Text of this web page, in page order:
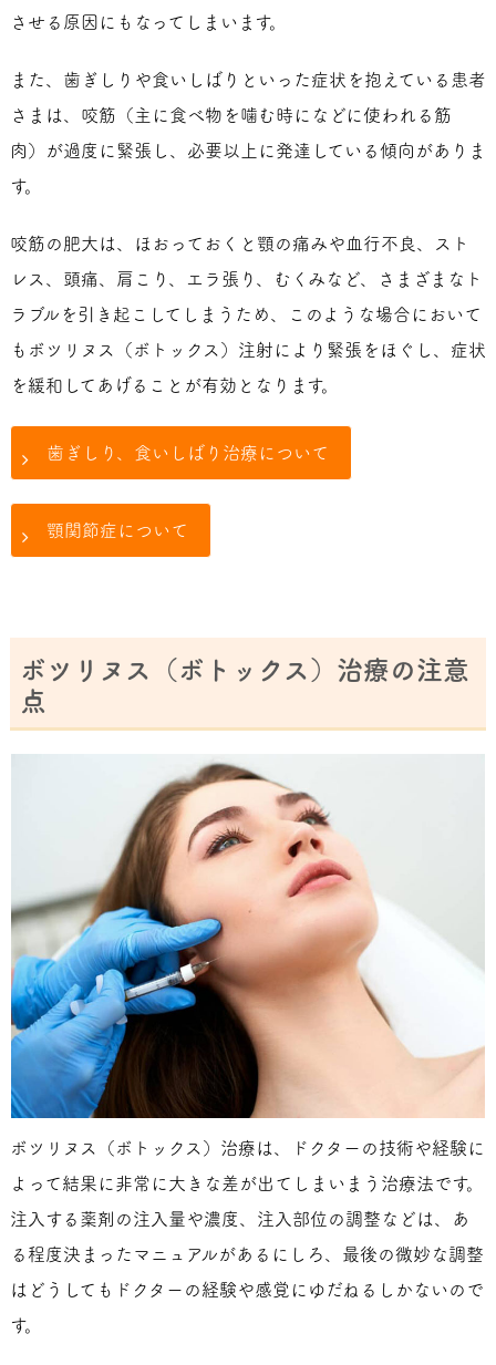
させる原因にもなってしまいます。
また、歯ぎしりや食いしばりといった症状を抱えている患者
さまは、咬筋（主に食べ物を噛む時になどに使われる筋
肉）が過度に緊張し、必要以上に発達している傾向がありま
す。
咬筋の肥大は、ほおっておくと顎の痛みや血行不良、スト
レス、頭痛、肩こり、エラ張り、むくみなど、さまざまなト
ラブルを引き起こしてしまうため、このような場合において
もボツリヌス（ボトックス）注射により緊張をほぐし、症状
を緩和してあげることが有効となります。
歯ぎしり、食いしばり治療について
顎関節症について
ボツリヌス（ボトックス）治療の注意
点
ボツリヌス（ボトックス）治療は、ドクターの技術や経験に
よって結果に非常に大きな差が出てしまいまう治療法です。
注入する薬剤の注入量や濃度、注入部位の調整などは、あ
る程度決まったマニュアルがあるにしろ、最後の微妙な調整
はどうしてもドクターの経験や感覚にゆだねるしかないので
す。